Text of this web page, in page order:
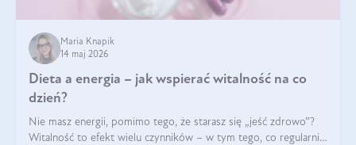
Maria Knapik
14 maj 2026
Dieta a energia – jak wspierać witalność na co
dzień?
Nie masz energii, pomimo tego, że starasz się „jeść zdrowo”?
Witalność to efekt wielu czynników – w tym tego, co regularnie